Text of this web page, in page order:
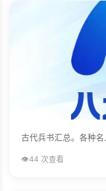
古代兵书汇总。各种
👁️44 次查看